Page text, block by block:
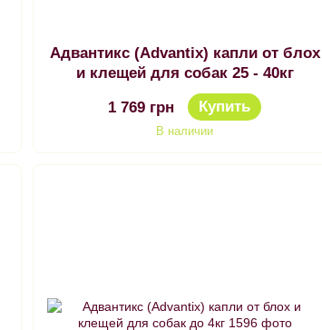
Адвантикс (Advantix) капли от блох
и клещей для собак 25 - 40кг
1 769 грн Купить
В наличии